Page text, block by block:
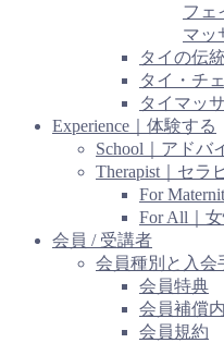
フェ
マッ
タイの伝
タイ・チ
タイマッ
Experience｜体験する
School｜アドバ
Therapist｜セラ
For
For All｜
会員 / 受講者
会員種別と入会
会員特典
会員補償
会員規約